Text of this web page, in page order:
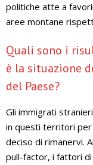
politiche atte a
aree montane
Quali sono i
è la situazione
del Paese?
Gli immigrati
in questi territori per
deciso di rimanervi.
pull-factor, i fattori